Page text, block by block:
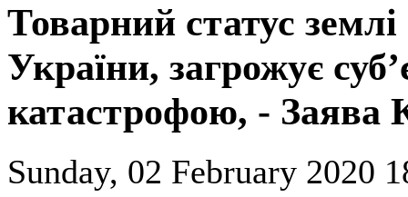
Товарний статус землі
України, загрожує
катастрофою, - Заява
Sunday, 02 February 2020